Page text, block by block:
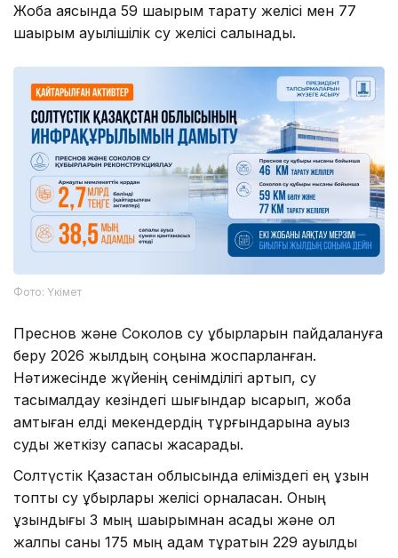
Жоба аясында 59 шақырым тарату желісі мен 77
шақырым ауылішілік су желісі салынады.
Фото: Үкімет
Преснов және Соколов су құбырларын пайдалануға
беру 2026 жылдың соңына жоспарланған.
Нәтижесінде жүйенің сенімділігі артып, су
тасымалдау кезіндегі шығындар қысқарып, жоба
қамтыған елді мекендердің тұрғындарына ауыз
суды жеткізу сапасы жақсарады.
Солтүстік Қазақстан облысында еліміздегі ең ұзын
топтық су құбырлары желісі орналасқан. Оның
ұзындығы 3 мың шақырымнан асады және ол
жалпы саны 175 мың адам тұратын 229 ауылды